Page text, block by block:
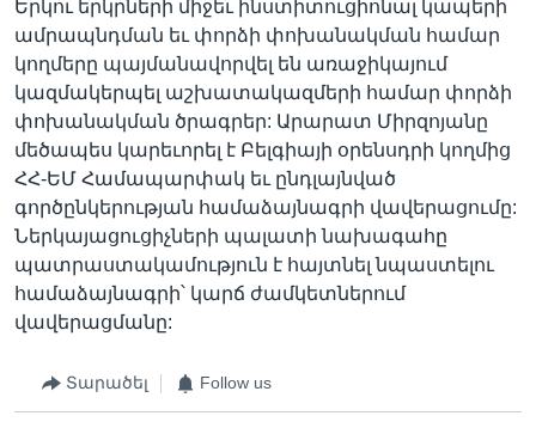
Երկու երկրների միջեւ ինստիտուցիոնալ կապերի
ամրապնդման եւ փորձի փոխանակման համար
կողմերը պայմանավորվել են առաջիկայում
կազմակերպել աշխատակազմերի համար փորձի
փոխանակման ծրագրեր: Արարատ Միրզոյանը
մեծապես կարեւորել է Բելգիայի օրենսդրի կողմից
ՀՀ-ԵՄ Համապարփակ եւ ընդլայնված
գործընկերության համաձայնագրի վավերացումը:
Ներկայացուցիչների պալատի նախագահը
պատրաստակամություն է հայտնել նպաստելու
համաձայնագրի՝ կարճ ժամկետներում
վավերացմանը:
Տարածել Follow us